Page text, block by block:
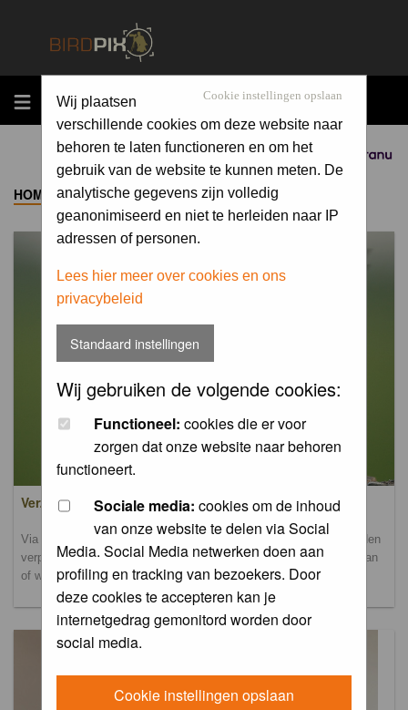
MENU
Sponsored by
Cookie instellingen opslaan
Wij plaatsen
verschillende cookies om deze website naar
behoren te laten functioneren en om het
gebruik van de website te kunnen meten. De
analytische gegevens zijn volledig
geanonimiseerd en niet te herleiden naar IP
adressen of personen.
Lees hier meer over cookies en ons
privacybeleid
Standaard instellingen
Wij gebruiken de volgende cookies:
Functioneel: cookies die er voor
zorgen dat onze website naar behoren
functioneert.
Sociale media: cookies om de inhoud
van onze website te delen via Social
Media. Social Media netwerken doen aan
profiling en tracking van bezoekers. Door
deze cookies te accepteren kan je
internetgedrag gemonitord worden door
social media.
Cookie instellingen opslaan
HOME ->ALBUM
Verzamel- en uploadalbum
Via dit album kun je foto's uploaden. Onderscheidende foto's worden
verplaatst naar de database-albums. Andere foto's blijven hier staan
of worden verplaatst naar het verbeteralbum.